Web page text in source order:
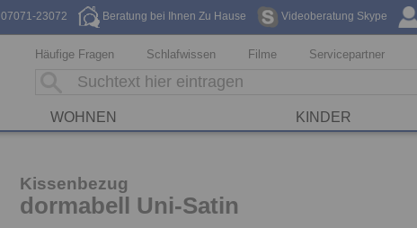
07071-23072 Beratung bei Ihnen Zu Hause Videoberatung Skype
Häufige Fragen Schlafwissen Filme Servicepartner
WOHNEN KINDER
Kissenbezug
dormabell Uni-Satin